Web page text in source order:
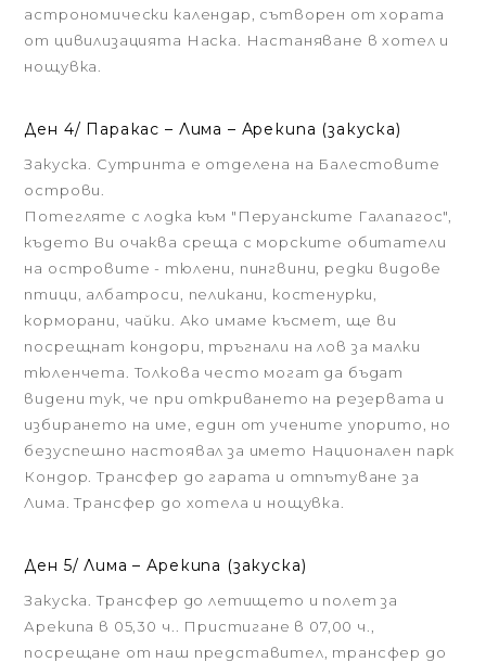
астрономически календар, сътворен от хората
от цивилизацията Наска. Настаняване в хотел и
нощувка.
Ден 4/ Паракас – Лима – Арекипа (закуска)
Закуска. Сутринта е отделена на Балестовите
острови.
Потегляте с лодка към "Перуанските Галапагос",
където Ви очаква среща с морските обитатели
на островите - тюлени, пингвини, редки видове
птици, албатроси, пеликани, костенурки,
корморани, чайки. Ако имаме късмет, ще ви
посрещнат кондори, тръгнали на лов за малки
тюленчета. Толкова често могат да бъдат
видени тук, че при откриването на резервата и
избирането на име, един от учените упорито, но
безуспешно настоявал за името Национален парк
Кондор. Трансфер до гарата и отпътуване за
Лима. Трансфер до хотела и нощувка.
Ден 5/ Лима – Арекипа (закуска)
Закуска. Трансфер до летището и полет за
Арекипа в 05,30 ч.. Пристигане в 07,00 ч.,
посрещане от наш представител, трансфер до